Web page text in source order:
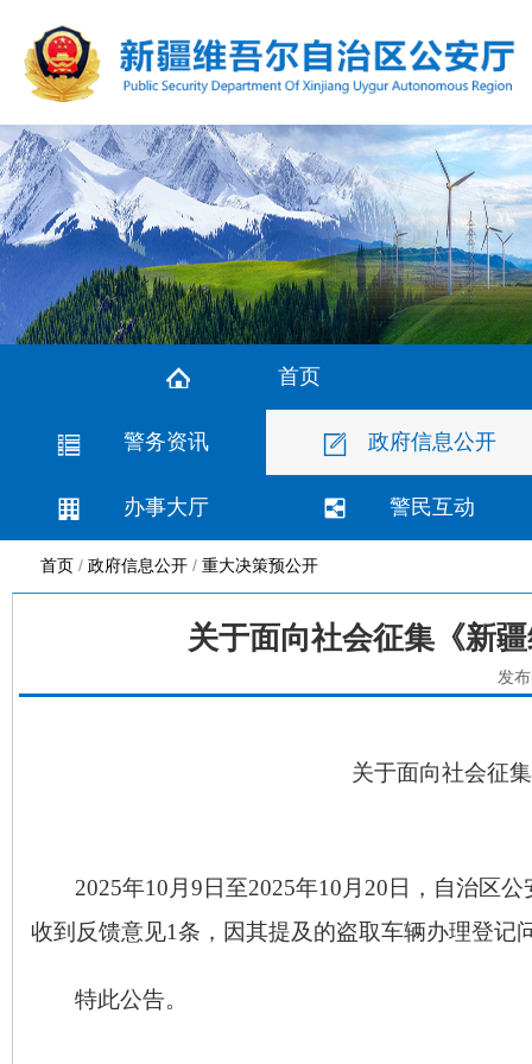
首页
警务资讯 政府信息公开
办事大厅 警民互动
首页 / 政府信息公开 / 重大决策预公开
关于面向社会征集《新
发
关于面向社会征
2025年10 月9 日至2025年10 月 20 日，自治区
收到反馈意见1条，因其提及的盗取车辆办理登记
特此公告。